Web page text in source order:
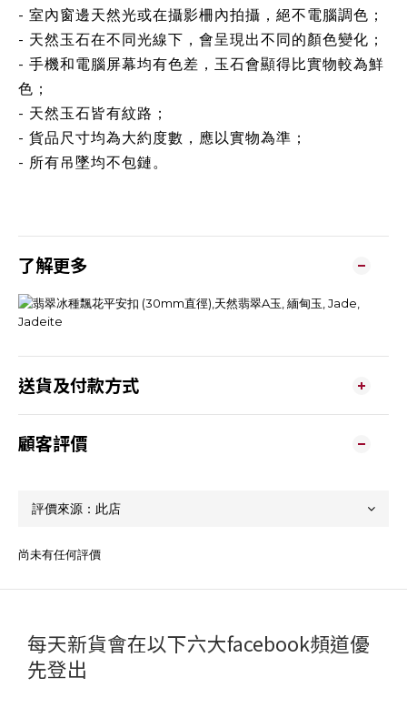
- 室內窗邊天然光或在攝影柵內拍攝，絕不電腦調色；
- 天然玉石在不同光線下，會呈現出不同的顏色變化；
- 手機和電腦屏幕均有色差，玉石會顯得比實物較為鮮
色；
- 天然玉石皆有紋路；
- 貨品尺寸均為大約度數，應以實物為準；
- 所有吊墜均不包鏈。
了解更多
送貨及付款方式
顧客評價
尚未有任何評價
每天新貨會在以下六大facebook頻道優
先登出